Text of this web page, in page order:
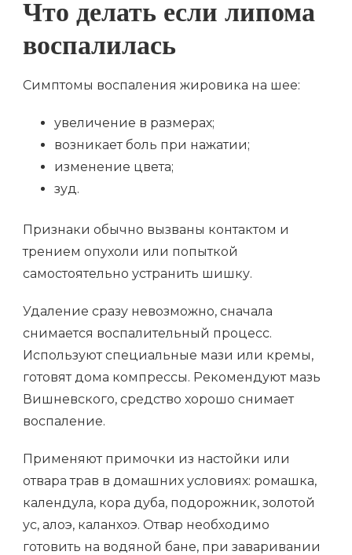
Что делать если липома
воспалилась
Симптомы воспаления жировика на шее:
увеличение в размерах;
возникает боль при нажатии;
изменение цвета;
зуд.
Признаки обычно вызваны контактом и
трением опухоли или попыткой
самостоятельно устранить шишку.
Удаление сразу невозможно, сначала
снимается воспалительный процесс.
Используют специальные мази или кремы,
готовят дома компрессы. Рекомендуют мазь
Вишневского, средство хорошо снимает
воспаление.
Применяют примочки из настойки или
отвара трав в домашних условиях: ромашка,
календула, кора дуба, подорожник, золотой
ус, алоэ, каланхоэ. Отвар необходимо
готовить на водяной бане, при заваривании